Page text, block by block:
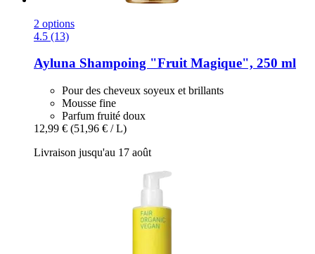
2 options
4.5 (13)
Ayluna Shampoing "Fruit Magique", 250 ml
Pour des cheveux soyeux et brillants
Mousse fine
Parfum fruité doux
12,99 € (51,96 € / L)
Livraison jusqu'au 17 août